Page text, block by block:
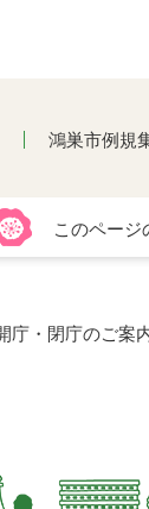
鴻巣市例規
このページ
・閉庁のご案内